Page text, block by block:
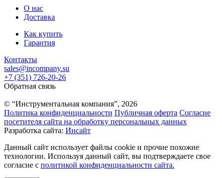
О нас
Доставка
Как купить
Гарантия
Контакты
sales@incompany.su
+7 (351) 726-20-26
Обратная связь
© “Инструментальная компания”, 2026
Политика конфиденциальности Публичная оферта Согласие
посетителя сайта на обработку персональных данных
Разработка сайта: Инсайт
Данный сайт использует файлы cookie и прочие похожие
технологии. Используя данный сайт, вы подтверждаете свое
согласие с политикой конфиденциальности сайта.